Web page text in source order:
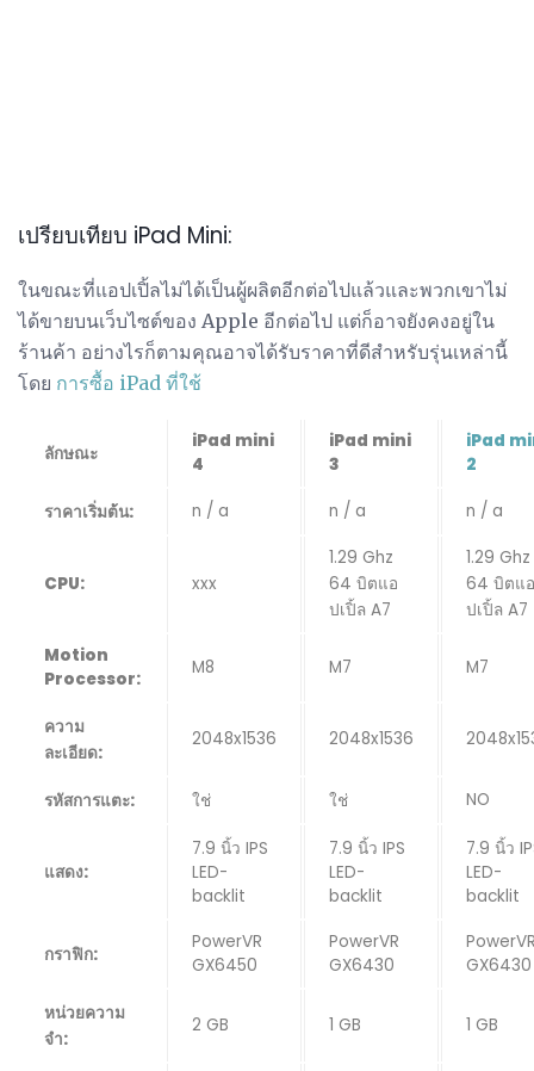
เปรียบเทียบ iPad Mini:
ในขณะที่แอปเปิ้ลไม่ได้เป็นผู้ผลิตอีกต่อไปแล้วและพวกเขาไม่
ได้ขายบนเว็บไซต์ของ Apple อีกต่อไป แต่ก็อาจยังคงอยู่ใน
ร้านค้า อย่างไรก็ตามคุณอาจได้รับราคาที่ดีสำหรับรุ่นเหล่านี้
โดย การซื้อ iPad ที่ใช้
ลักษณะ
iPad mini
4
iPad mini
3
iPad
2
ราคาเริ่มต้น: n / a n / a n / a
CPU: xxx
1.29 Ghz
64 บิตแอ
ปเปิ้ล A7
1.29 Ghz
64 บิตแอ
ปเปิ้ล A7
Motion
Processor:
M8 M7 M7
ความ
ละเอียด:
2048x1536 2048x1536
รหัสการแตะ: ใช่ ใช่ NO
แสดง:
7.9 นิ้ว IPS
LED-
backlit
7.9 นิ้ว IPS
LED-
backlit
7.9 นิ้ว
LED-
backlit
กราฟิก:
PowerVR
GX6450
PowerVR
GX6430
GX6430
หน่วยความ
จำ:
2 GB 1 GB 1 GB